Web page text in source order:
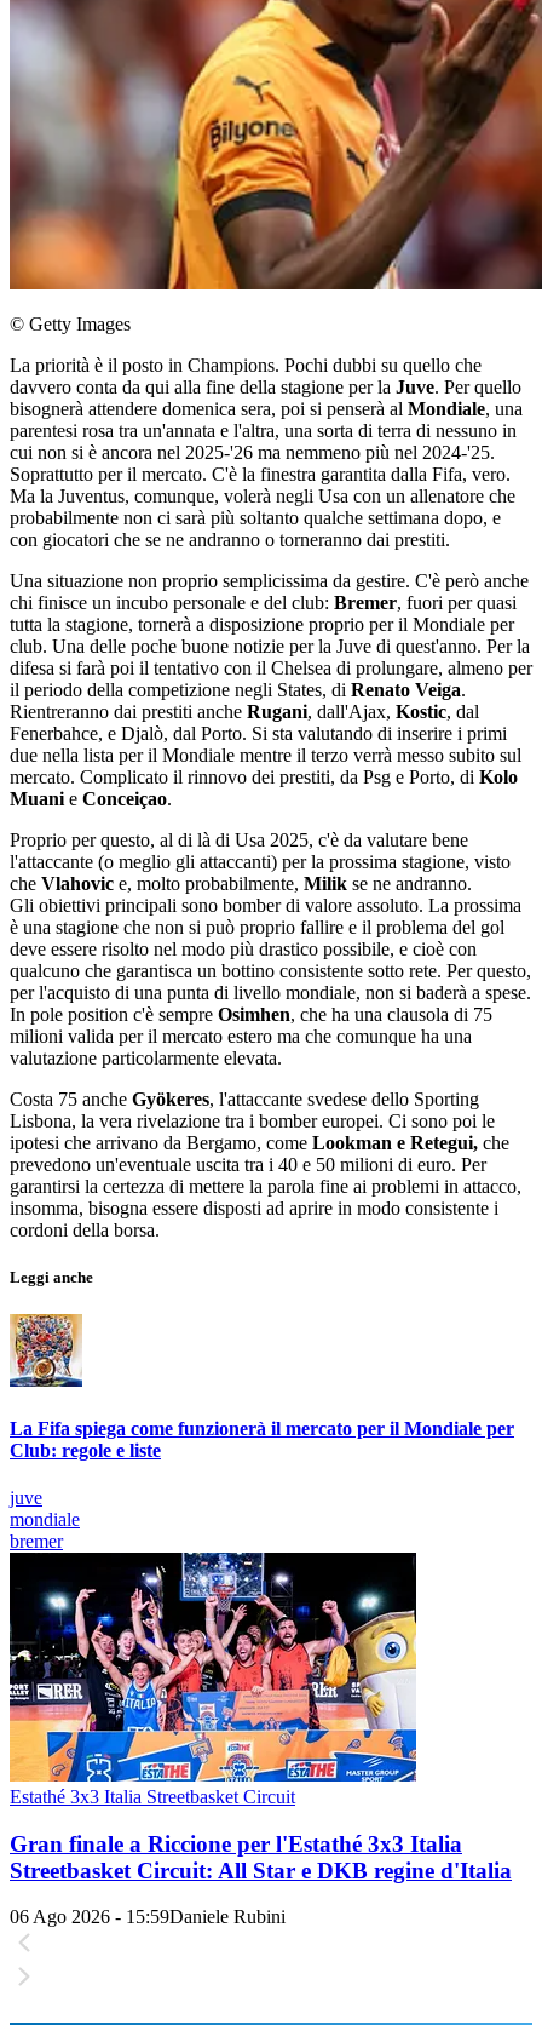
© Getty Images
La priorità è il posto in Champions. Pochi dubbi su quello che
davvero conta da qui alla fine della stagione per la Juve. Per quello
bisognerà attendere domenica sera, poi si penserà al Mondiale, una
parentesi rosa tra un'annata e l'altra, una sorta di terra di nessuno in
cui non si è ancora nel 2025-'26 ma nemmeno più nel 2024-'25.
Soprattutto per il mercato. C'è la finestra garantita dalla Fifa, vero.
Ma la Juventus, comunque, volerà negli Usa con un allenatore che
probabilmente non ci sarà più soltanto qualche settimana dopo, e
con giocatori che se ne andranno o torneranno dai prestiti.
Una situazione non proprio semplicissima da gestire. C'è però anche
chi finisce un incubo personale e del club: Bremer, fuori per quasi
tutta la stagione, tornerà a disposizione proprio per il Mondiale per
club. Una delle poche buone notizie per la Juve di quest'anno. Per la
difesa si farà poi il tentativo con il Chelsea di prolungare, almeno per
il periodo della competizione negli States, di Renato Veiga.
Rientreranno dai prestiti anche Rugani, dall'Ajax, Kostic, dal
Fenerbahce, e Djalò, dal Porto. Si sta valutando di inserire i primi
due nella lista per il Mondiale mentre il terzo verrà messo subito sul
mercato. Complicato il rinnovo dei prestiti, da Psg e Porto, di Kolo
Muani e Conceiçao.
Proprio per questo, al di là di Usa 2025, c'è da valutare bene
l'attaccante (o meglio gli attaccanti) per la prossima stagione, visto
che Vlahovic e, molto probabilmente, Milik se ne andranno.
Gli obiettivi principali sono bomber di valore assoluto. La prossima
è una stagione che non si può proprio fallire e il problema del gol
deve essere risolto nel modo più drastico possibile, e cioè con
qualcuno che garantisca un bottino consistente sotto rete. Per questo,
per l'acquisto di una punta di livello mondiale, non si baderà a spese.
In pole position c'è sempre Osimhen, che ha una clausola di 75
milioni valida per il mercato estero ma che comunque ha una
valutazione particolarmente elevata.
Costa 75 anche Gyökeres, l'attaccante svedese dello Sporting
Lisbona, la vera rivelazione tra i bomber europei. Ci sono poi le
ipotesi che arrivano da Bergamo, come Lookman e Retegui, che
prevedono un'eventuale uscita tra i 40 e 50 milioni di euro. Per
garantirsi la certezza di mettere la parola fine ai problemi in attacco,
insomma, bisogna essere disposti ad aprire in modo consistente i
cordoni della borsa.
Leggi anche
La Fifa spiega come funzionerà il mercato per il Mondiale per
Club: regole e liste
juve
mondiale
bremer
Estathé 3x3 Italia Streetbasket Circuit
Gran finale a Riccione per l'Estathé 3x3 Italia
Streetbasket Circuit: All Star e DKB regine d'Italia
06 Ago 2026 - 15:59Daniele Rubini